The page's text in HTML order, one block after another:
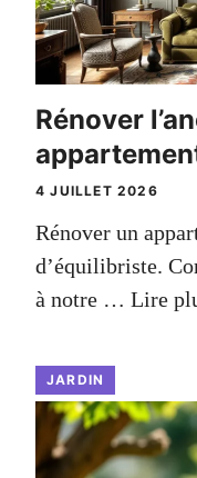
Rénover
4 JUILLET 2026
Rénover un
d’équilibriste.
à notre … Lire
JARDIN